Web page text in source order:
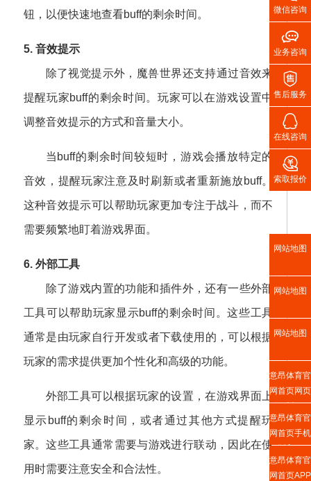
钮，以便快速地查看buff的剩余时间。
5. 音效提示
除了视觉提示外，魔兽世界还支持通过音效来
提醒玩家buff的剩余时间。玩家可以在游戏设置中
调整音效提示的方式和音量大小。
当buff的剩余时间较短时，游戏会播放特定的
音效，提醒玩家注意及时刷新或者重新施放buff。
这种音效提示可以帮助玩家更加专注于战斗，而不
需要频繁地盯着游戏界面。
6. 外部工具
除了游戏内置的功能和插件外，还有一些外部
工具可以帮助玩家显示buff的剩余时间。这些工具
通常是由玩家自行开发或者下载使用的，可以根据
玩家的需求提供更加个性化和高级的功能。
外部工具可以根据玩家的设置，在游戏界面上
显示buff的剩余时间，或者通过其他方式提醒玩
家。这些工具通常需要与游戏进行联动，因此在使
用时需要注意安全和合法性。
微信咨询

业务咨询

售后服务

在线咨询

索取报价
网站地图
网站地图
网站地图
意昂体育官
网首页网页
版
意昂体育官
网首页手机
版入口
意昂体育官
网首页APP